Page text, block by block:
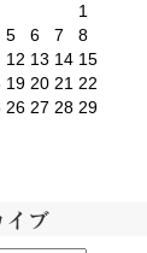
1
5 6 7
8
12 13 14 15
19 20 21 22
26 27 28 29
イブ